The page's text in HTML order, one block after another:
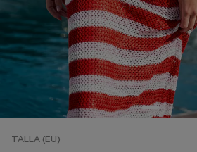
TALLA (EU)